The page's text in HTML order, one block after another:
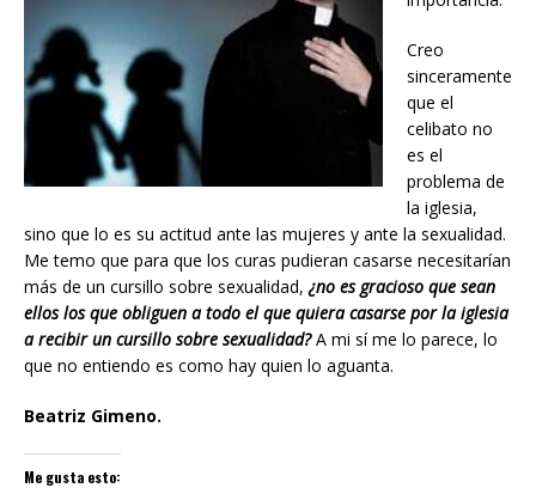
Creo
sinceramente
que el
celibato no
es el
problema de
la iglesia,
sino que lo es su actitud ante las mujeres y ante la sexualidad.
Me temo que para que los curas pudieran casarse necesitarían
más de un cursillo sobre sexualidad, ¿no es gracioso que sean
ellos los que obliguen a todo el que quiera casarse por la iglesia
a recibir un cursillo sobre sexualidad?A mi sí me lo parece, lo
que no entiendo es como hay quien lo aguanta.
Beatriz Gimeno.
Me gusta esto: